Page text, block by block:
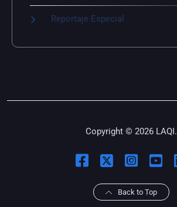
Reportaje Especial
Copyright © 2026 LAQI.
Back to Top